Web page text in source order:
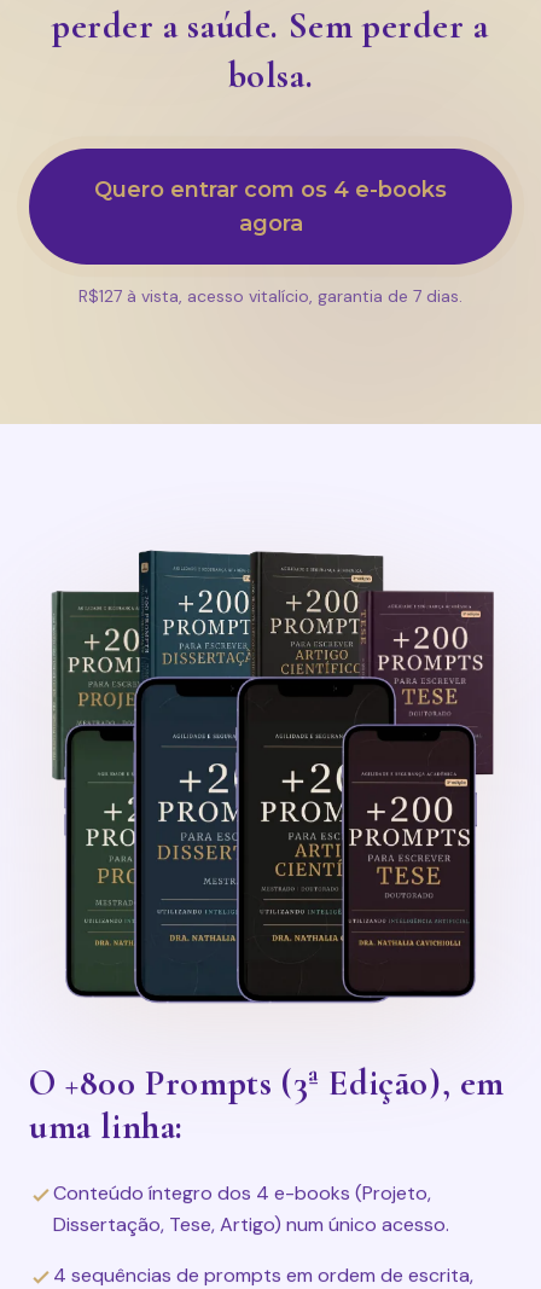
perder a saúde. Sem perder a
bolsa.
Quero entrar com os 4 e-books
agora
R$127 à vista, acesso vitalício, garantia de 7 dias.
O +800 Prompts (3ª Edição), em
uma linha:
Conteúdo íntegro dos 4 e-books (Projeto,
Dissertação, Tese, Artigo) num único acesso.
4 sequências de prompts em ordem de escrita,